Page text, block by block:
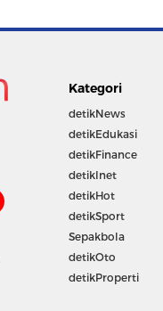
Kategori
detikNews
detikEdukasi
detikFinance
detikInet
detikHot
detikSport
Sepakbola
detikOto
detikProperti